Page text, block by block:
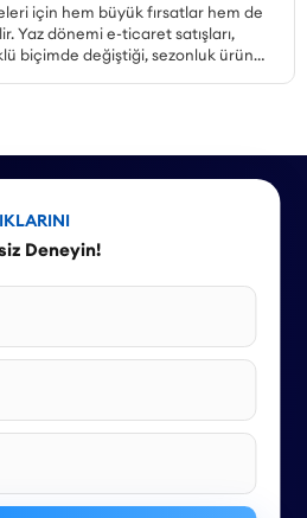
için hem büyük fırsatlar hem de
Yaz dönemi e-ticaret satışları,
biçimde değiştiği, sezonluk ürün
aylarına özel kampanya örnekleri
için kapsamlı bir rehber
Deneyin!